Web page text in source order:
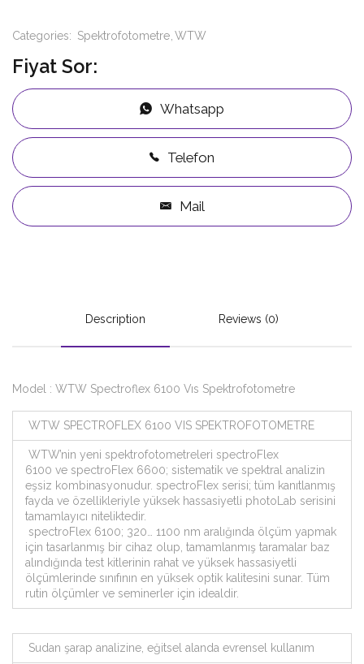
Categories: Spektrofotometre WTW
Fiyat Sor:
Whatsapp
Telefon
Mail
Description Reviews (0)
Model : WTW Spectroflex 6100 Vıs Spektrofotometre
WTW SPECTROFLEX 6100 VIS SPEKTROFOTOMETRE
WTW’nin yeni spektrofotometreleri spectroFlex
6100 ve spectroFlex 6600; sistematik ve spektral analizin
eşsiz kombinasyonudur. spectroFlex serisi; tüm kanıtlanmış
fayda ve özellikleriyle yüksek hassasiyetli photoLab serisini
tamamlayıcı niteliktedir.
spectroFlex 6100; 320… 1100 nm aralığında ölçüm yapmak
için tasarlanmış bir cihaz olup, tamamlanmış taramalar baz
alındığında test kitlerinin rahat ve yüksek hassasiyetli
ölçümlerinde sınıfının en yüksek optik kalitesini sunar. Tüm
rutin ölçümler ve seminerler için idealdir.
Sudan şarap analizine, eğitsel alanda evrensel kullanım